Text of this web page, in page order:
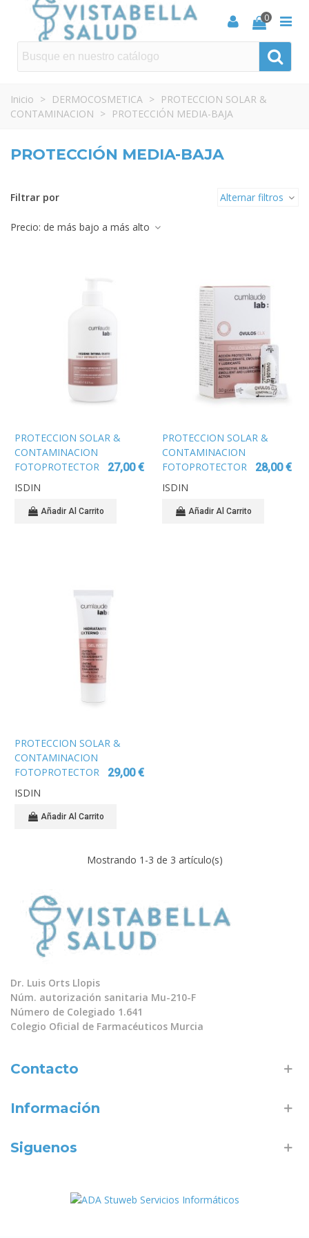
0
Inicio > DERMOCOSMETICA >
PROTECCION SOLAR &
CONTAMINACION > PROTECCIÓN MEDIA-BAJA
PROTECCIÓN MEDIA-BAJA
Filtrar por Alternar filtros
Precio: de más bajo a más alto
PROTECCION SOLAR &
CONTAMINACION
FOTOPROTECTOR
FUSION WATER
URBAN 50 ML
27,00 €
ISDIN
Añadir Al Carrito
PROTECCION SOLAR &
CONTAMINACION
FOTOPROTECTOR
SKIN SPRAY
TRANSPARENTE
28,00 €
ISDIN
Añadir Al Carrito
PROTECCION SOLAR &
CONTAMINACION
FOTOPROTECTOR
ISDIN SPF30 GEL
250 ML
29,00 €
ISDIN
Añadir Al Carrito
Mostrando 1 -3 de 3 artículo(s)
Dr. Luis Orts Llopis
Núm. autorización sanitaria Mu-210-F
Número de Colegiado 1.641
Colegio Oficial de Farmacéuticos Murcia
Contacto
Información
Siguenos